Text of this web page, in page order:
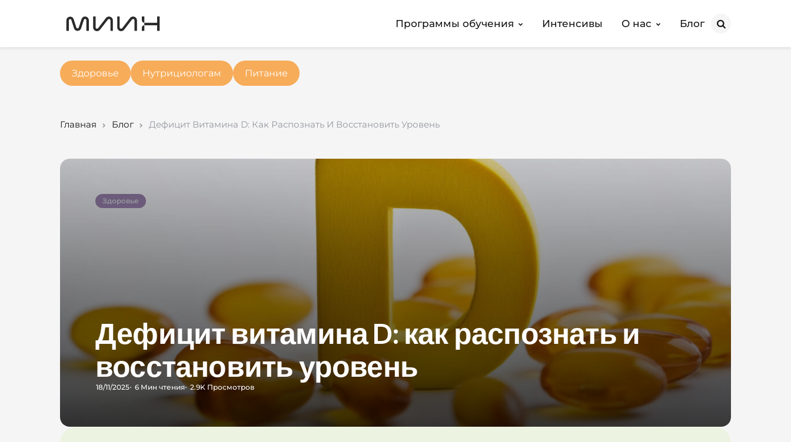
Программы обучения Интенсивы О нас Блог
Здоровье Нутрициологам Питание
Главная Блог Дефицит Витамина D: Как Распознать И Восстановить Уровень
Здоровье
Дефицит витамина D: как распознать и
восстановить уровень
18/11/2025 6 Мин чтения 2.9K Просмотров